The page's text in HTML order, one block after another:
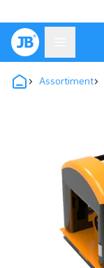
Assortiment